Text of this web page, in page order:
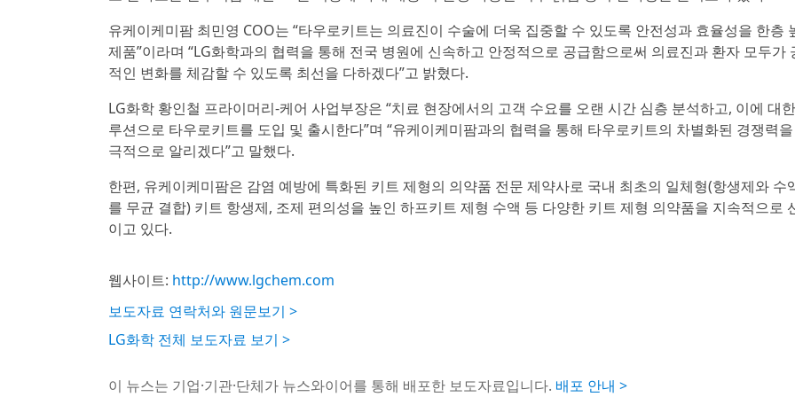
유케이케미팜 최민영 COO는 “타우로키트는 의료진이 수술에 더욱 집중할 수 있도록 안전성과 효율성을 한층
제품”이라며 “LG화학과의 협력을 통해 전국 병원에 신속하고 안정적으로 공급함으로써 의료진과 환자 모두가
적인 변화를 체감할 수 있도록 최선을 다하겠다”고 밝혔다.
LG화학 황인철 프라이머리-케어 사업부장은 “치료 현장에서의 고객 수요를 오랜 시간 심층 분석하고, 이에 대
루션으로 타우로키트를 도입 및 출시한다”며 “유케이케미팜과의 협력을 통해 타우로키트의 차별화된 경쟁력을
극적으로 알리겠다”고 말했다.
한편, 유케이케미팜은 감염 예방에 특화된 키트 제형의 의약품 전문 제약사로 국내 최초의 일체형(항생제와 수
를 무균 결합) 키트 항생제, 조제 편의성을 높인 하프키트 제형 수액 등 다양한 키트 제형 의약품을 지속적으로
이고 있다.
웹사이트: http://www.lgchem.com
보도자료 연락처와 원문보기 >
LG화학 전체 보도자료 보기 >
이 뉴스는 기업·기관·단체가 뉴스와이어를 통해 배포한 보도자료입니다. 배포 안내 >